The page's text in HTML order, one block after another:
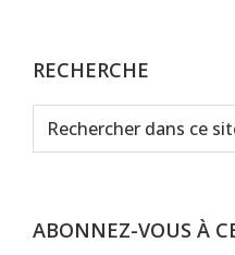
RECHERCHE
Rechercher
dans
Web
ABONNEZ-VOUS À